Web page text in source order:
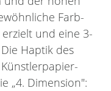
Farb-
und eine 3-
Haptik des
„4. Dimension":